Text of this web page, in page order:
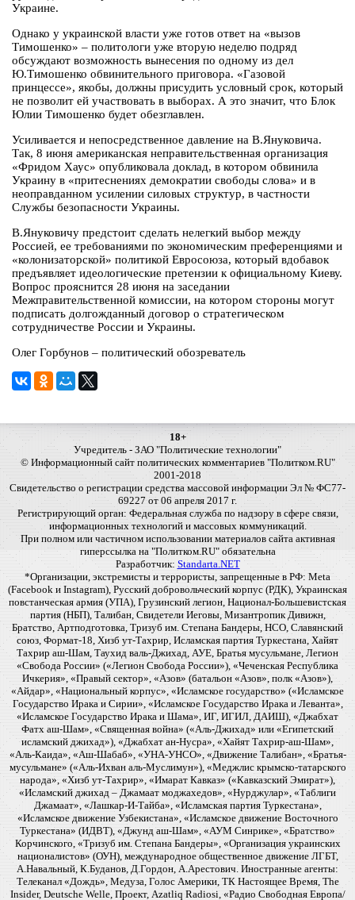
Украине.
Однако у украинской власти уже готов ответ на «вызов
Тимошенко» – политологи уже вторую неделю подряд
обсуждают возможность вынесения по одному из дел
Ю.Тимошенко обвинительного приговора. «Газовой
принцессе», якобы, должны присудить условный срок, который
не позволит ей участвовать в выборах. А это значит, что Блок
Юлии Тимошенко будет обезглавлен.
Усиливается и непосредственное давление на В.Януковича.
Так, 8 июня американская неправительственная организация
«Фридом Хаус» опубликовала доклад, в котором обвинила
Украину в «притеснениях демократии свободы слова» и в
неоправданном усилении силовых структур, в частности
Службы безопасности Украины.
В.Януковичу предстоит сделать нелегкий выбор между
Россией, ее требованиями по экономическим преференциями и
«колонизаторской» политикой Евросоюза, который вдобавок
предъявляет идеологические претензии к официальному Киеву.
Вопрос прояснится 28 июня на заседании
Межправительственной комиссии, на котором стороны могут
подписать долгожданный договор о стратегическом
сотрудничестве России и Украины.
Олег Горбунов – политический обозреватель
18+
Учредитель - ЗАО "Политические технологии"
© Информационный сайт политических комментариев "Политком.RU"
2001-2018
Свидетельство о регистрации средства массовой информации Эл № ФС77-
69227 от 06 апреля 2017 г.
Регистрирующий орган: Федеральная служба по надзору в сфере связи,
информационных технологий и массовых коммуникаций.
При полном или частичном использовании материалов сайта активная
гиперссылка на "Политком.RU" обязательна
Разработчик: Standarta.NET
*Организации, экстремисты и террористы, запрещенные в РФ: Meta
(Facebook и Instagram), Русский добровольческий корпус (РДК), Украинская
повстанческая армия (УПА), Грузинский легион, Национал-Большевистская
партия (НБП), Талибан, Свидетели Иеговы, Мизантропик Дивижн,
Братство, Артподготовка, Тризуб им. Степана Бандеры, НСО, Славянский
союз, Формат-18, Хизб ут-Тахрир, Исламская партия Туркестана, Хайят
Тахрир аш-Шам, Таухид валь-Джихад, АУЕ, Братья мусульмане, Легион
«Свобода России» («Легион Свобода России»), «Чеченская Республика
Ичкерия», «Правый сектор», «Азов» (батальон «Азов», полк «Азов»),
«Айдар», «Национальный корпус», «Исламское государство» («Исламское
Государство Ирака и Сирии», «Исламское Государство Ирака и Леванта»,
«Исламское Государство Ирака и Шама», ИГ, ИГИЛ, ДАИШ), «Джабхат
Фатх аш-Шам», «Священная война» («Аль-Джихад» или «Египетский
исламский джихад»), «Джабхат ан-Нусра», «Хайят Тахрир-аш-Шам»,
«Аль-Каида», «Аш-Шабаб», «УНА-УНСО», «Движение Талибан», «Братья-
мусульмане» («Аль-Ихван аль-Муслимун»), «Меджлис крымско-татарского
народа», «Хизб ут-Тахрир», «Имарат Кавказ» («Кавказский Эмират»),
«Исламский джихад – Джамаат моджахедов», «Нурджулар», «Таблиги
Джамаат», «Лашкар-И-Тайба», «Исламская партия Туркестана»,
«Исламское движение Узбекистана», «Исламское движение Восточного
Туркестана» (ИДВТ), «Джунд аш-Шам», «АУМ Синрике», «Братство»
Корчинского, «Тризуб им. Степана Бандеры», «Организация украинских
националистов» (ОУН), международное общественное движение ЛГБТ,
А.Навальный, К.Буданов, Д.Гордон, А.Арестович. Иностранные агенты:
Телеканал «Дождь», Медуза, Голос Америки, ТК Настоящее Время, The
Insider, Deutsche Welle, Проект, Azatliq Radiosi, «Радио Свободная Европа/